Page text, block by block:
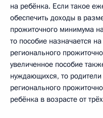
на ребёнка. Если такое
обеспечить доходы в
прожиточного минимума
то пособие назначается
регионального
увеличенное пособие
нуждающихся, то
регионального
ребёнка в возрасте от